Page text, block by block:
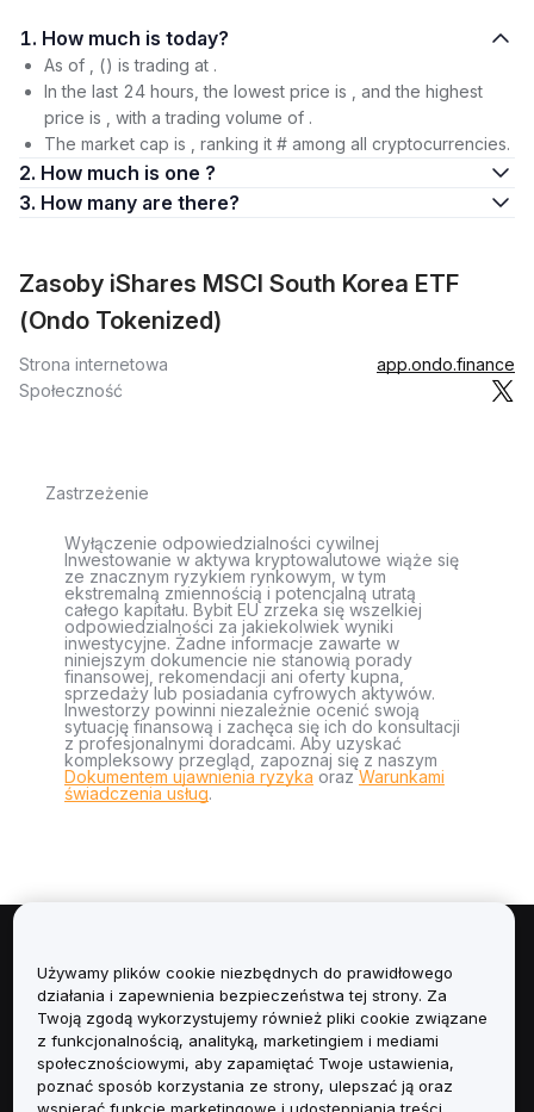
1. How much is today?
As of , () is trading at .
In the last 24 hours, the lowest price is , and the highest
price is , with a trading volume of .
The market cap is , ranking it # among all cryptocurrencies.
2. How much is one ?
3. How many are there?
Zasoby iShares MSCI South Korea ETF
(Ondo Tokenized)
Strona internetowa
app.ondo.finance
Społeczność
Zastrzeżenie
Wyłączenie odpowiedzialności cywilnej
Inwestowanie w aktywa kryptowalutowe wiąże się
ze znacznym ryzykiem rynkowym, w tym
ekstremalną zmiennością i potencjalną utratą
całego kapitału. Bybit EU zrzeka się wszelkiej
odpowiedzialności za jakiekolwiek wyniki
inwestycyjne. Żadne informacje zawarte w
niniejszym dokumencie nie stanowią porady
finansowej, rekomendacji ani oferty kupna,
sprzedaży lub posiadania cyfrowych aktywów.
Inwestorzy powinni niezależnie ocenić swoją
sytuację finansową i zachęca się ich do konsultacji
z profesjonalnymi doradcami. Aby uzyskać
kompleksowy przegląd, zapoznaj się z naszym
Dokumentem ujawnienia ryzyka orazWarunkami
świadczenia usług.
Informacje
Usługi
Obsługa Klienta
Używamy plików cookie niezbędnych do prawidłowego
działania i zapewnienia bezpieczeństwa tej strony. Za
Twoją zgodą wykorzystujemy również pliki cookie związane
z funkcjonalnością, analityką, marketingiem i mediami
społecznościowymi, aby zapamiętać Twoje ustawienia,
poznać sposób korzystania ze strony, ulepszać ją oraz